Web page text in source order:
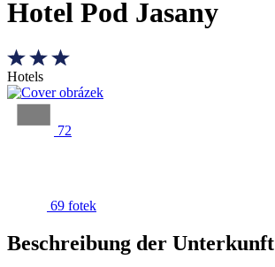
Hotel Pod Jasany
Hotels
72
69 fotek
Beschreibung der Unterkunft